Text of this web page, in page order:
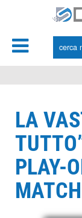
LA
PLAY-